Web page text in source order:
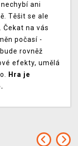
ani
Těšit se ale
Čekat na vás
počasí -
rovněž
efekty, umělá
Hra je